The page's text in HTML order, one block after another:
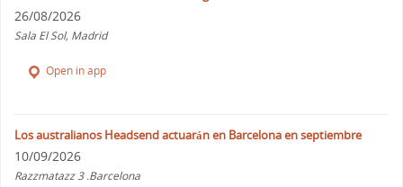
26/08/2026
Sala El Sol, Madrid
Open in app
Los australianos Headsend actuarán en Barcelona en septiembre
10/09/2026
Razzmatazz 3 .Barcelona